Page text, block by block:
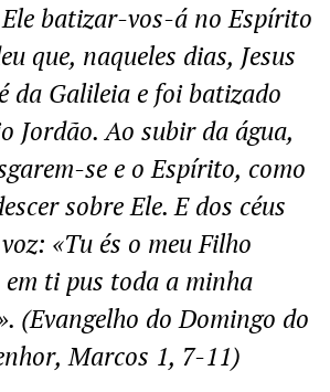
batizar-vos-á no Espírito
que, naqueles dias, Jesus
da Galileia e foi batizado
Jordão. Ao subir da água,
se e o Espírito, como
sobre Ele. E dos céus
«Tu és o meu Filho
ti pus toda a minha
(Evangelho do Domingo do
Marcos 1, 7-11)